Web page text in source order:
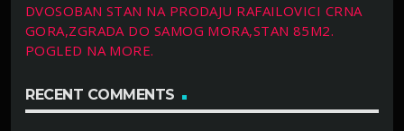
DVOSOBAN STAN NA PRODAJU RAFAILOVICI CRNA
GORA,ZGRADA DO SAMOG MORA,STAN 85M2.
POGLED NA MORE.
RECENT COMMENTS